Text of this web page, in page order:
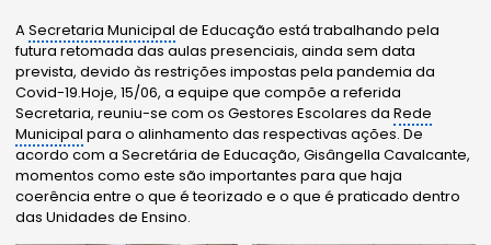
ASecretaria Municipal de Educação está trabalhando pela
futura retomada das aulas presenciais, ainda sem data
prevista, devido às restrições impostas pela pandemia da
Covid-19.Hoje, 15/06, a equipe que compõe a referida
Secretaria, reuniu-se com os Gestores Escolares daRede
Municipal para o alinhamento das respectivas ações. De
acordo com a Secretária de Educação, Gisângella Cavalcante,
momentos como este são importantes para que haja
coerência entre o que é teorizado e o que é praticado dentro
das Unidades de Ensino.